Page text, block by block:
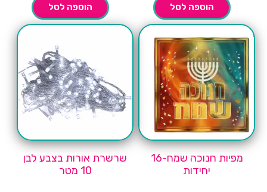
הוספה לסל הוספה לסל
מפיות חנוכה שמח-16
יחידות
שרשרת אורות בצבע לבן
10 מטר